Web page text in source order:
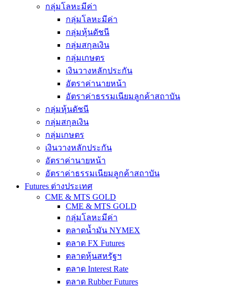
กลุ่มโลหะมีค่า
กลุ่มโลหะมีค่า
กลุ่มหุ้นดัชนี
กลุ่มสกุลเงิน
กลุ่มเกษตร
เงินวางหลักประกัน
อัตราค่านายหน้า
อัตราค่าธรรมเนียมลูกค้าสถาบัน
กลุ่มหุ้นดัชนี
กลุ่มสกุลเงิน
กลุ่มเกษตร
เงินวางหลักประกัน
อัตราค่านายหน้า
อัตราค่าธรรมเนียมลูกค้าสถาบัน
Futures ต่างประเทศ
CME & MTS GOLD
CME & MTS GOLD
กลุ่มโลหะมีค่า
ตลาดน้ำมัน NYMEX
ตลาด FX Futures
ตลาดหุ้นสหรัฐฯ
ตลาด Interest Rate
ตลาด Rubber Futures